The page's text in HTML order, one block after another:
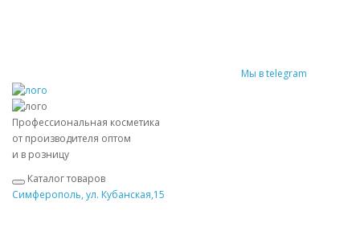
Мы в telegram
Профессиональная косметика
от производителя оптом
и в розницу
Каталог товаров
Симферополь, ул. Кубанская,15